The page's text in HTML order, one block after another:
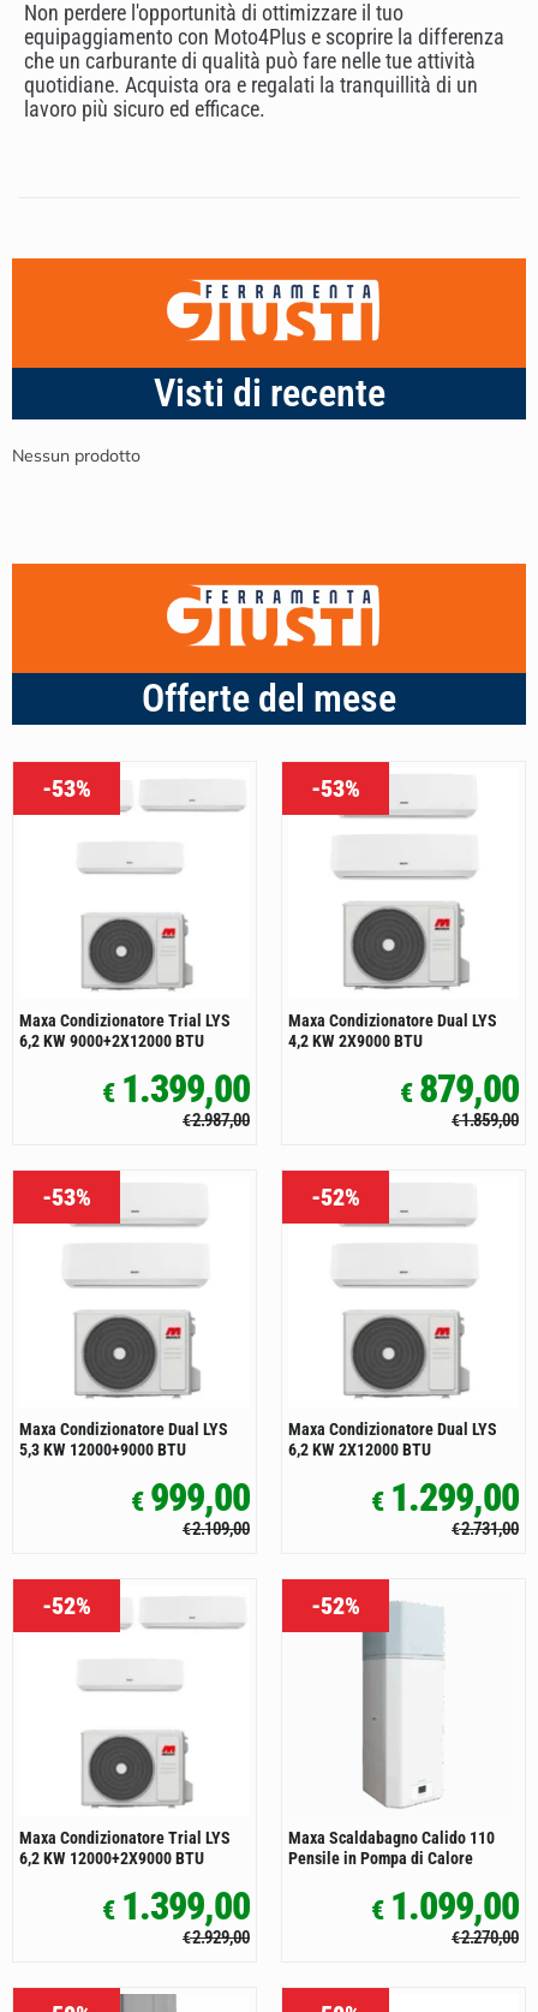
Non perdere l'opportunità di ottimizzare il tuo
equipaggiamento con Moto4Plus e scoprire la differenza
che un carburante di qualità può fare nelle tue attività
quotidiane. Acquista ora e regalati la tranquillità di un
lavoro più sicuro ed efficace.
Visti di recente
Nessun prodotto
Offerte del mese
-53%
Maxa Condizionatore Trial LYS
6,2 KW 9000+2X12000 BTU
€2.987,00
€1.399,00
-53%
Maxa Condizionatore Dual LYS
4,2 KW 2X9000 BTU
€1.859,00
€879,00
-53%
Maxa Condizionatore Dual LYS
5,3 KW 12000+9000 BTU
€2.109,00
€999,00
-52%
Maxa Condizionatore Dual LYS
6,2 KW 2X12000 BTU
€2.731,00
€1.299,00
-52%
Maxa Condizionatore Trial LYS
6,2 KW 12000+2X9000 BTU
€2.929,00
€1.399,00
-52%
Maxa Scaldabagno Calido 110
Pensile in Pompa di Calore
€2.270,00
€1.099,00